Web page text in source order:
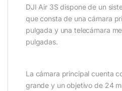
DJI Air 3S dispone de un
que consta de una cámara
pulgada y una telecámara
pulgadas.
La cámara principal cuenta
grande y un objetivo de 24